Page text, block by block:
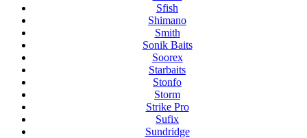
Sfish
Shimano
Smith
Sonik Baits
Soorex
Starbaits
Stonfo
Storm
Strike Pro
Sufix
Sundridge